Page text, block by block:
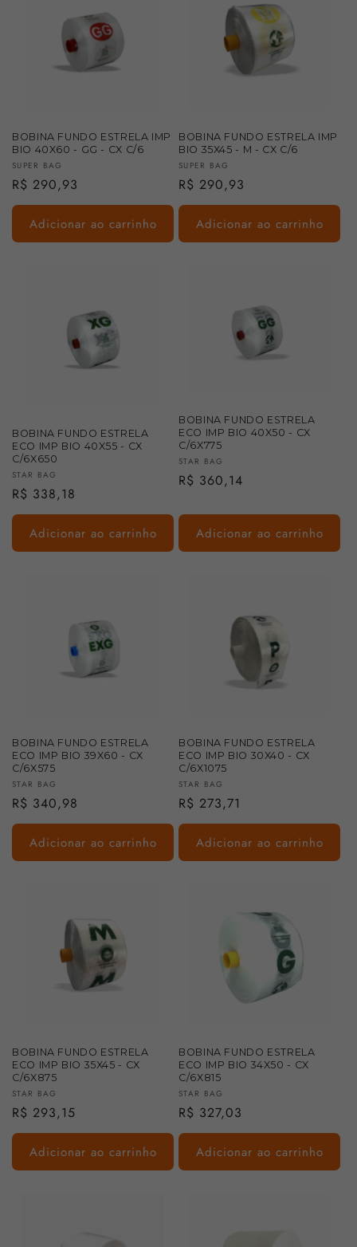
BOBINA FUNDO ESTRELA IMP
BIO 40X60 - GG - CX C/6
Fornecedor:
SUPER BAG
Preço
normal
R$ 290,93
Adicionar ao carrinho
BOBINA FUNDO ESTRELA IMP
BIO 35X45 - M - CX C/6
Fornecedor:
SUPER BAG
Preço
normal
R$ 290,93
Adicionar ao carrinho
BOBINA FUNDO ESTRELA
ECO IMP BIO 40X55 - CX
C/6X650
Fornecedor:
STAR BAG
Preço
normal
R$ 338,18
Adicionar ao carrinho
BOBINA FUNDO ESTRELA
ECO IMP BIO 40X50 - CX
C/6X775
Fornecedor:
STAR BAG
Preço
R$ 360,14
Adicionar ao carrinho
BOBINA FUNDO ESTRELA
ECO IMP BIO 39X60 - CX
C/6X575
Fornecedor:
STAR BAG
Preço
normal
R$ 340,98
Adicionar ao carrinho
BOBINA FUNDO ESTRELA
ECO IMP BIO 30X40 - CX
C/6X1075
Fornecedor:
STAR BAG
Preço
normal
R$ 273,71
Adicionar ao carrinho
BOBINA FUNDO ESTRELA
ECO IMP BIO 35X45 - CX
C/6X875
Fornecedor:
STAR BAG
Preço
normal
R$ 293,15
Adicionar ao carrinho
BOBINA FUNDO ESTRELA
ECO IMP BIO 34X50 - CX
C/6X815
Fornecedor:
STAR BAG
Preço
normal
R$ 327,03
Adicionar ao carrinho